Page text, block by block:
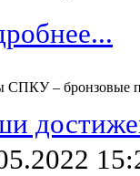
СПКУ – бронзовые